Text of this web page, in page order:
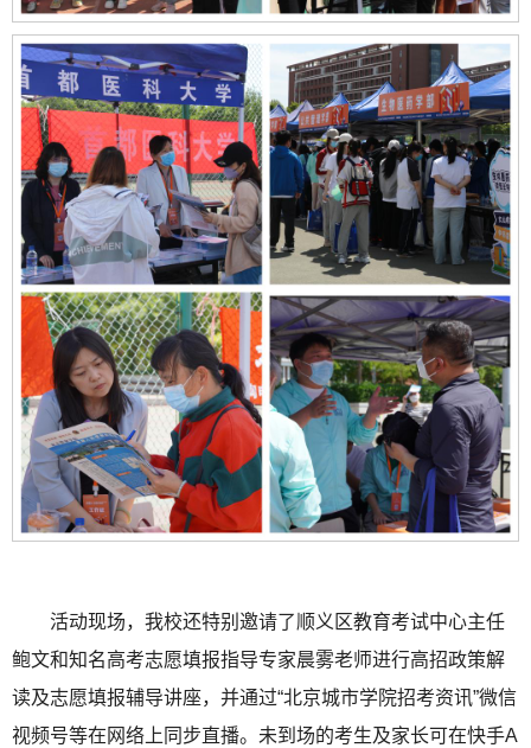
活动现场，我校还特别邀请了顺义区教育考试中心主任
鲍文和知名高考志愿填报指导专家晨雾老师进行高招政策解
读及志愿填报辅导讲座，并通过“北京城市学院招考资讯”微信
视频号等在网络上同步直播。未到场的考生及家长可在快手A